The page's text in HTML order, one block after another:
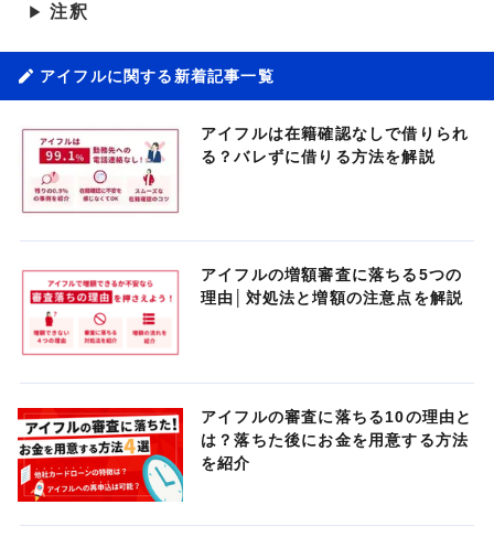
▶ 注釈
アイフルに関する新着記事一覧
アイフルは在籍確認なしで借りられ
る？バレずに借りる方法を解説
アイフルの増額審査に落ちる5つの
理由│対処法と増額の注意点を解説
アイフルの審査に落ちる10の理由と
は？落ちた後にお金を用意する方法
を紹介